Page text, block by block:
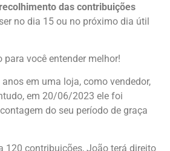
das contribuições
no dia 15 ou no próximo dia útil
para você entender melhor!
em uma loja, como vendedor,
em 20/06/2023 ele foi
do seu período de graça
120 contribuições, João terá direito